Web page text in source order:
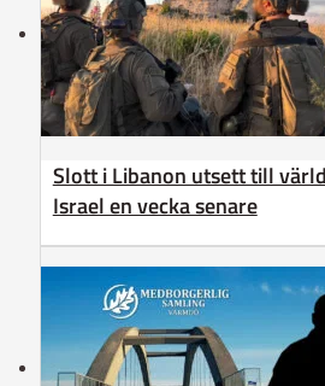
Slott i Libanon utsett till
Israel en vecka senare